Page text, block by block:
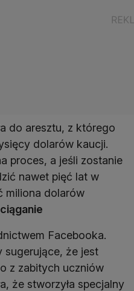
do aresztu, z którego
dolarów kaucji.
proces, a jeśli zostanie
nawet pięć lat w
miliona dolarów
Facebooka.
sugerujące, że jest
z zabitych uczniów
że stworzyła specjalny